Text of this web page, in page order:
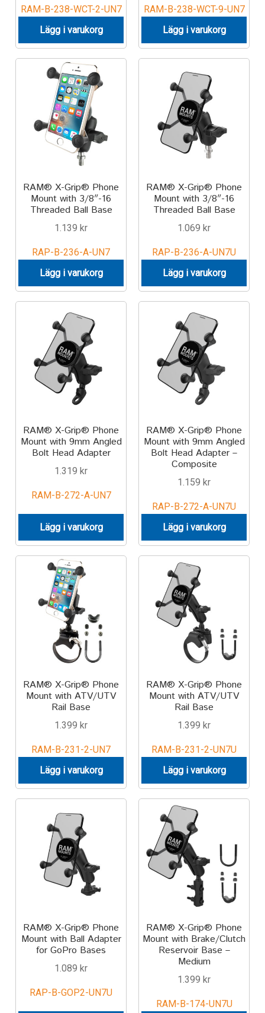
RAM-B-238-WCT-2-UN7
Lägg i varukorg
RAM-B-238-WCT-9-UN7
Lägg i varukorg
RAM® X-Grip® Phone
Mount with 3/8″-16
Threaded Ball Base
1.139 kr
RAP-B-236-A-UN7
Lägg i varukorg
RAM® X-Grip® Phone
Mount with 3/8″-16
Threaded Ball Base
1.069 kr
RAP-B-236-A-UN7U
Lägg i varukorg
RAM® X-Grip® Phone
Mount with 9mm Angled
Bolt Head Adapter
1.319 kr
RAM-B-272-A-UN7
Lägg i varukorg
RAM® X-Grip® Phone
Mount with 9mm Angled
Bolt Head Adapter –
Composite
1.159 kr
RAP-B-272-A-UN7U
Lägg i varukorg
RAM® X-Grip® Phone
Mount with ATV/UTV
Rail Base
1.399 kr
RAM-B-231-2-UN7
Lägg i varukorg
RAM® X-Grip® Phone
Mount with ATV/UTV
Rail Base
1.399 kr
RAM-B-231-2-UN7U
Lägg i varukorg
RAM® X-Grip® Phone
Mount with Ball Adapter
for GoPro Bases
1.089 kr
RAP-B-GOP2-UN7U
RAM® X-Grip® Phone
Mount with Brake/Clutch
Reservoir Base –
Medium
1.399 kr
RAM-B-174-UN7U